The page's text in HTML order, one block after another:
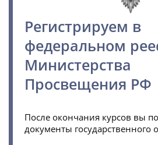
Регистрируем в
федеральном
Министерства
Просвещения РФ
После окончания курсов вы
документы государственного